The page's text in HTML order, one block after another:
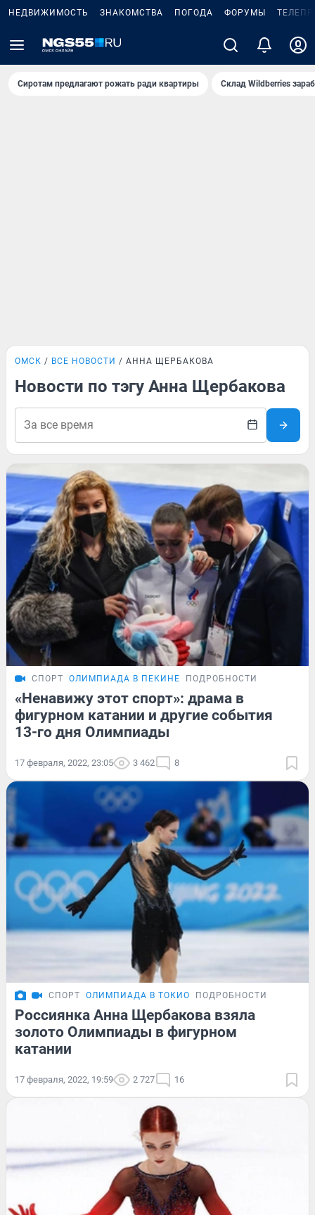
НЕДВИЖИМОСТЬ ЗНАКОМСТВА ПОГОДА ФОРУМЫ
Сиротам предлагают рожать ради квартиры Склад Wildberries
ОМСК ВСЕ НОВОСТИ АННА ЩЕРБАКОВА
Новости по тэгу Анна Щербакова
СПОРТ ОЛИМПИАДА В ПЕКИНЕ ПОДРОБНОСТИ
«Ненавижу этот спорт»: драма в
фигурном катании и другие события
13-го дня Олимпиады
17 февраля, 2022, 23:05 3 462 8
СПОРТ ОЛИМПИАДА В ТОКИО ПОДРОБНОСТИ
Россиянка Анна Щербакова взяла
золото Олимпиады в фигурном
катании
17 февраля, 2022, 19:59 2 727 16